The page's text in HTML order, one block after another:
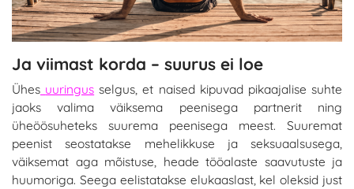
Ja viimast korda – suurus ei loe
Ühes uuringus selgus, et naised kipuvad pikaajalise suhte
jaoks valima väiksema peenisega partnerit ning
üheöösuheteks suurema peenisega meest. Suuremat
peenist seostatakse mehelikkuse ja seksuaalsusega,
väiksemat aga mõistuse, heade tööalaste saavutuste ja
huumoriga. Seega eelistatakse elukaaslast, kel oleksid just